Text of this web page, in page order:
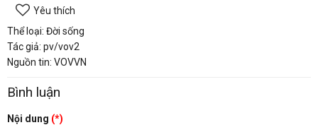
Yêu thích
Thể loại: Đời sống
Tác giả: pv/vov2
Nguồn tin: VOVVN
Bình luận
Nội dung (*)